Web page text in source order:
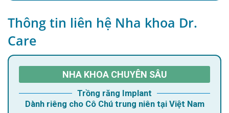
Thông tin liên hệ Nha khoa Dr.
Care
NHA KHOA CHUYÊN SÂU
Trồng răng Implant
Dành riêng cho Cô Chú trung niên tại Việt Nam